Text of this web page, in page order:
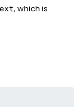
, which is